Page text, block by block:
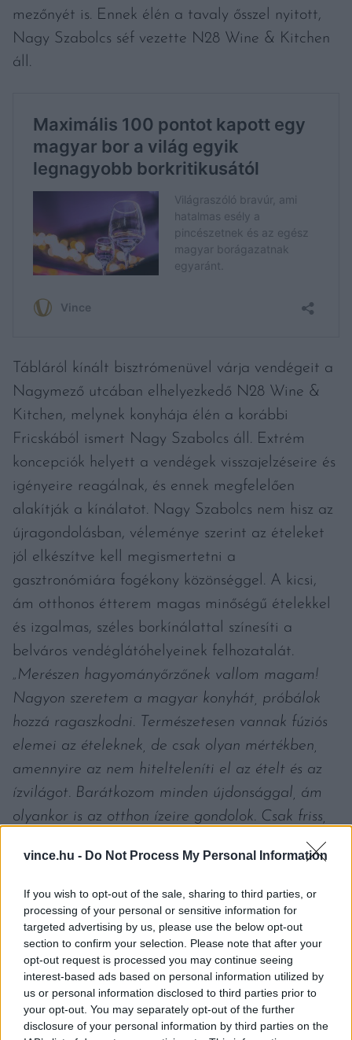
vince.hu - Do Not Process My Personal Information
If you wish to opt-out of the sale, sharing to third parties, or
processing of your personal or sensitive information for
targeted advertising by us, please use the below opt-out
section to confirm your selection. Please note that after your
opt-out request is processed you may continue seeing
interest-based ads based on personal information utilized by
us or personal information disclosed to third parties prior to
your opt-out. You may separately opt-out of the further
disclosure of your personal information by third parties on the
mezőnyét is. Ennek élén a tavaly ősszel nyitott,
Nagy Szabolcs séf vezette N28 Wine & Kitchen
áll.
Tábláról kínált bisztrómenüvel várja vendégeit a
Nagymező utcában elhelyezkedő N28 Wine &
Kitchen, melynek konyhája élén a korábbi
Fricskából ismert Nagy Szabolcs áll. Extrém
koncepciók helyett a vendégek visszajelzéseire és
igényeire reagálnak, és ennek megfelelően
alakítják a kínálatot. Nagy Szabolcs nem hisz az
újragondolásban, véleménye szerint az ételeket
jól elkészítve kell megismertetni a
gasztronómiára fogékony közönséggel. A kicsi,
ám otthonos étterem magas minőségű ételekkel
és izgalmas, széles borkínálattal színesíti a
belváros vendéglátóhelyeinek felhozatalát.
„Merészen hagyományőrzőnek vallom magam!
Nagyon szeretem a magyar konyhát, próbálok
hozzá ragaszkodni. Természetesen vannak fúziós
elemei az ételeknek, de csak olyan mértékben,
amennyire az nem hitelteleníti el az ételt és az
ízvilágot. Barátkozom minden újdonsággal, ám
olyankor is az otthon ízeire gondolok. Csak friss,
munkámat. Kizárólag kifogástalan
alapanyagokból főzök a családomnak, és így a
vendégeimnek is!” –jellemezte konyháját Nagy
Szabolcs.
Az N28 mellett olyan neves éttermek kerültek fel
a listára, mint a Déryné, az Essencia Budapest, a
Felix Kitchen & Bar, a Gerlóczy Kávéház, a